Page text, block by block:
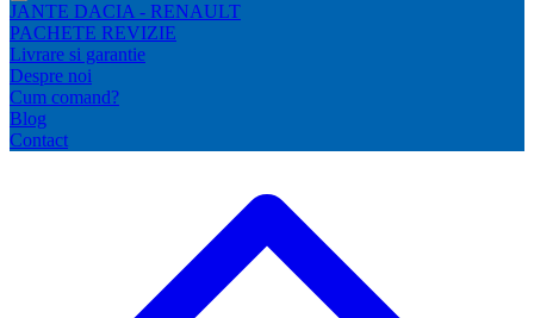
JANTE DACIA - RENAULT
PACHETE REVIZIE
Livrare si garantie
Despre noi
Cum comand?
Blog
Contact